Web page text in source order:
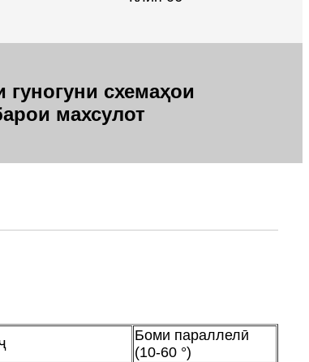
схемаҳои
махсулот
Боми параллелӣ
(10-60 °)